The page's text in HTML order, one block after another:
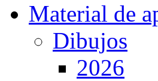
Material de
Dibujos
2026